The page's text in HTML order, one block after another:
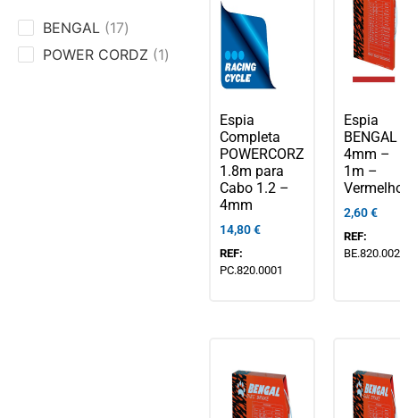
BENGAL 17
POWER CORDZ
1
Espia
Completa
POWERCORZ
1.8m para
Cabo 1.2 –
4mm
14,80€
REF:
PC.820.0001
Espia
BENGAL
4mm –
1m –
2,60€
REF: